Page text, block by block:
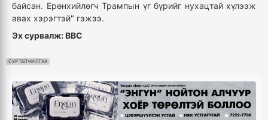
байсан. Ерөнхийлөгч Трампын үг бүрийг нухацтай хүлээж
авах хэрэгтэй" гэжээ.
Эх сурвалж: BBC
СУРТАЛЧИЛГАА